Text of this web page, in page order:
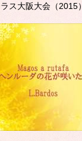
ス大阪大会（2015）